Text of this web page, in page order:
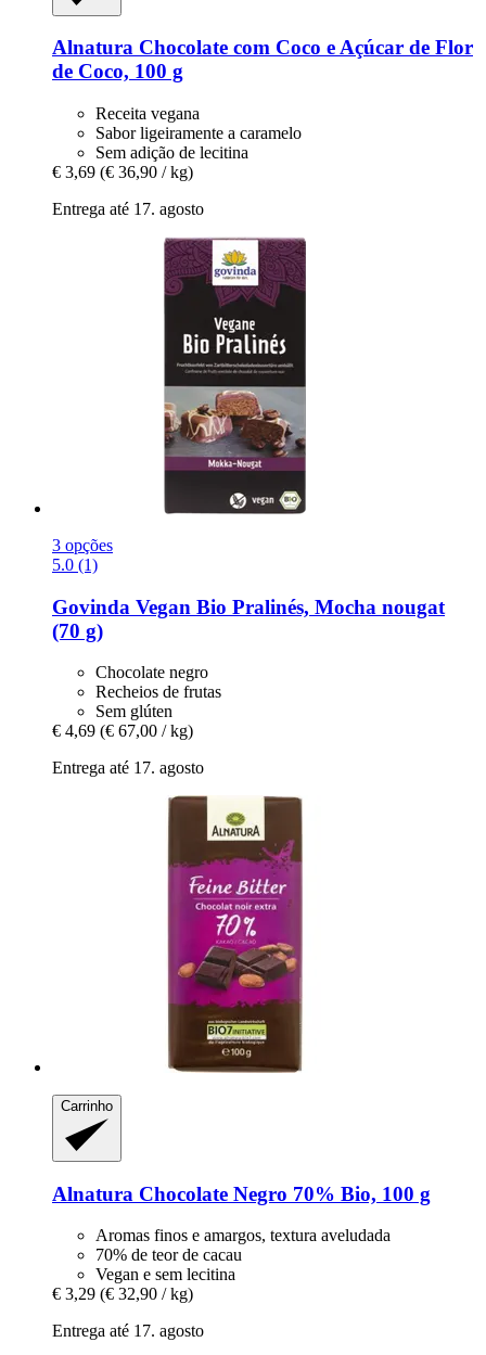
Alnatura Chocolate com Coco e Açúcar de Flor
de Coco, 100 g
Receita vegana
Sabor ligeiramente a caramelo
Sem adição de lecitina
€ 3,69 (€ 36,90 / kg)
Entrega até 17. agosto
3 opções
5.0 (1)
Govinda Vegan Bio Pralinés, Mocha nougat
(70 g)
Chocolate negro
Recheios de frutas
Sem glúten
€ 4,69 (€ 67,00 / kg)
Entrega até 17. agosto
Carrinho
Alnatura Chocolate Negro 70% Bio, 100 g
Aromas finos e amargos, textura aveludada
70% de teor de cacau
Vegan e sem lecitina
€ 3,29 (€ 32,90 / kg)
Entrega até 17. agosto